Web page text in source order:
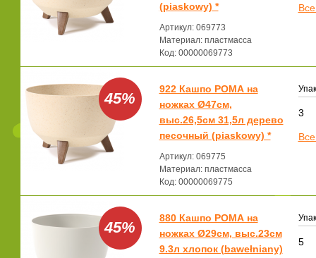
(piaskowy) *
Артикул: 069773
Материал: пластмасса
Код: 00000069773
45%
922 Кашпо РОМА на
ножках Ø47см,
выс.26,5см 31,5л дерево
песочный (piaskowy) *
Артикул: 069775
Материал: пластмасса
Код: 00000069775
3
45%
880 Кашпо РОМА на
ножках Ø29см, выс.23см
9.3л хлопок (bawełniany)
5